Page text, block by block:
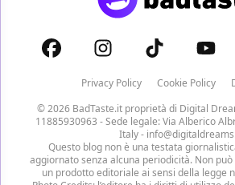
Privacy Policy Cookie Policy
© 2026 BadTaste.it proprietà di Digital
11885930963 - Sede legale: Via Alberico
Italy -
Questo blog non è una testata
aggiornato senza alcuna periodicità. Non
un prodotto editoriale ai sensi della legge